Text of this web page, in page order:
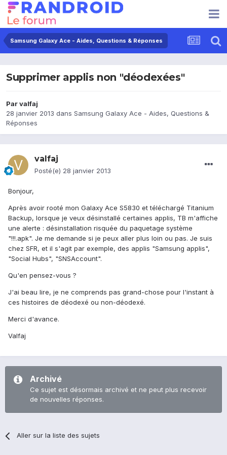
Samsung Galaxy Ace - Aides, Questions & Réponses
Supprimer applis non "déodexées"
Parvalfaj
28 janvier 2013 dans Samsung Galaxy Ace - Aides, Questions &
Réponses
valfaj
Posté(e) 28 janvier 2013
Bonjour,
Après avoir rooté mon Galaxy Ace S5830 et téléchargé Titanium
Backup, lorsque je veux désinstallé certaines applis, TB m'affiche
une alerte : désinstallation risquée du paquetage système
"!!!.apk". Je me demande si je peux aller plus loin ou pas. Je suis
chez SFR, et il s'agit par exemple, des applis "Samsung applis",
"Social Hubs", "SNSAccount".
Qu'en pensez-vous ?
J'ai beau lire, je ne comprends pas grand-chose pour l'instant à
ces histoires de déodexé ou non-déodexé.
Merci d'avance.
Valfaj
Archivé
Ce sujet est désormais archivé et ne peut plus recevoir
de nouvelles réponses.
Aller sur la liste des sujets